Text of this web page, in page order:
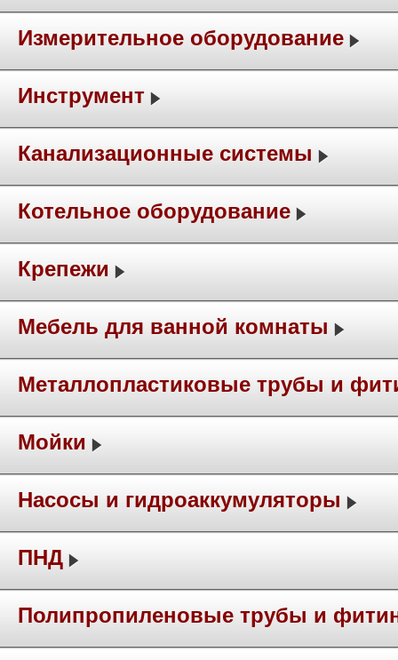
Измерительное оборудование
Инструмент
Канализационные системы
Котельное оборудование
Крепежи
Мебель для ванной комнаты
Металлопластиковые трубы и
Мойки
Насосы и гидроаккумуляторы
ПНД
Полипропиленовые трубы и